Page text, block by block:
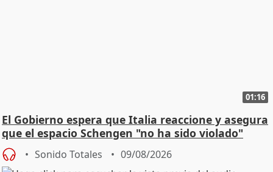
01:16
El Gobierno espera que Italia reaccione y asegura
que el espacio Schengen "no ha sido violado"
Sonido Totales 09/08/2026